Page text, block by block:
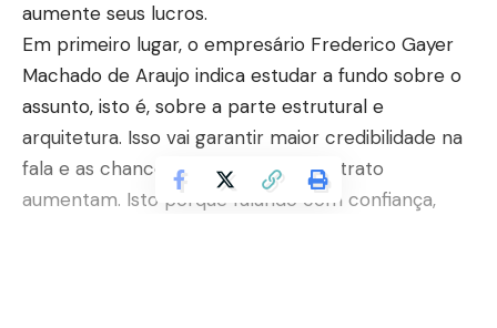
aumente seus lucros.
Em primeiro lugar, o empresário Frederico Gayer
Machado de Araujo indica estudar a fundo sobre o
assunto, isto é, sobre a parte estrutural e
arquitetura. Isso vai garantir maior credibilidade na
fala e as chances para selar um contrato
aumentam. Isto porque falando com confiança,